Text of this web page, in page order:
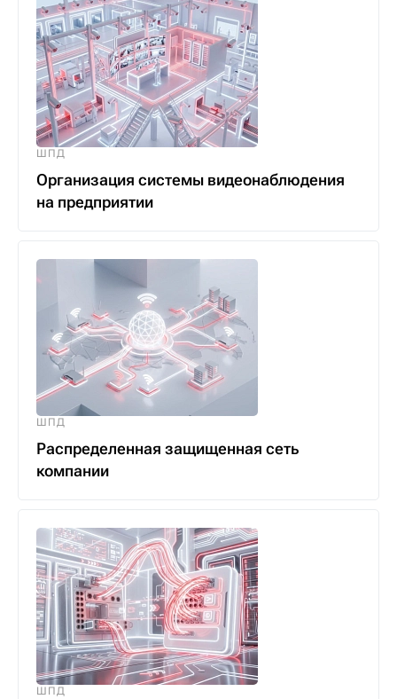
ШПД
Организация системы видеонаблюдения
на предприятии
ШПД
Распределенная защищенная сеть
компании
ШПД